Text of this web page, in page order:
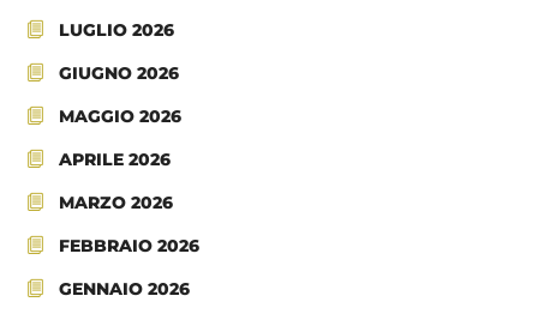
LUGLIO 2026
GIUGNO 2026
MAGGIO 2026
APRILE 2026
MARZO 2026
FEBBRAIO 2026
GENNAIO 2026